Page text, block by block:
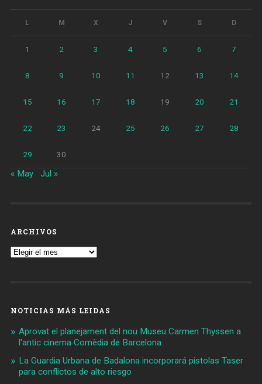
L M X J V S D
1 2 3 4 5 6 7
8 9 10 11 12 13 14
15 16 17 18 19 20 21
22 23 24 25 26 27 28
29 30
« May Jul »
ARCHIVOS
Archivos
NOTICIAS MÁS LEIDAS
Aprovat el planejament del nou Museu Carmen Thyssen a
l'antic cinema Comèdia de Barcelona
La Guardia Urbana de Badalona incorporará pistolas Taser
para conflictos de alto riesgo